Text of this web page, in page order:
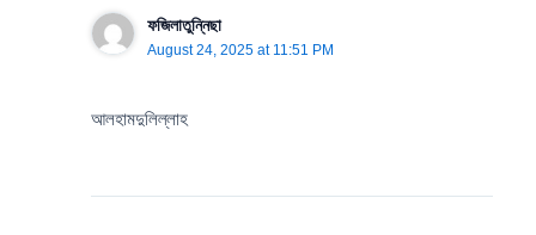
ফজিলাতুন্নিছা
August 24, 2025 at 11:51 PM
আলহামদুলিল্লাহ